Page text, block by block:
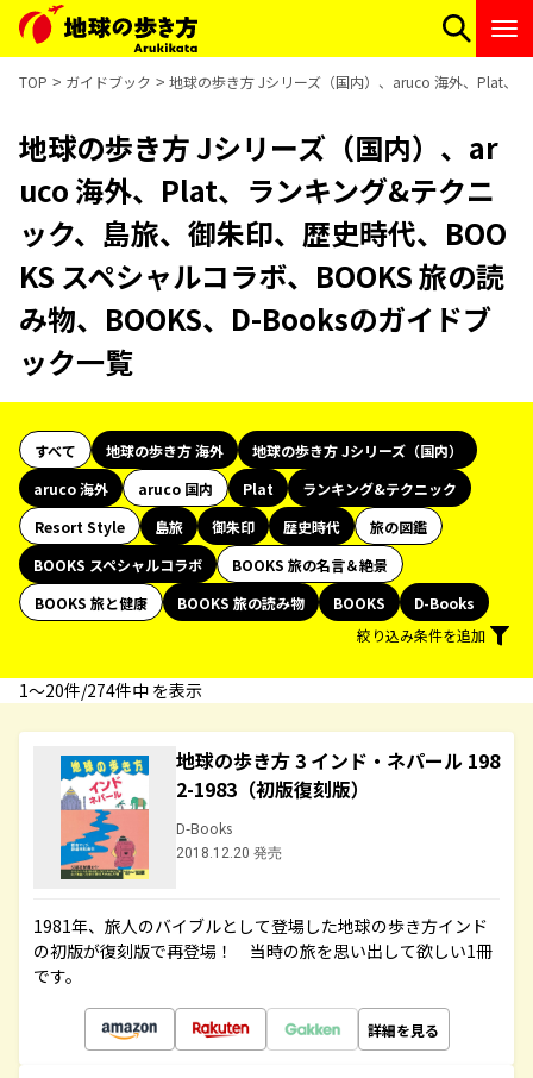
TOP ガイドブック 地球の歩き方 Jシリーズ（国内）、aruco 海外、Plat、
地球の歩き方 Jシリーズ（国内）、ar
uco 海外、Plat、ランキング&テクニ
ック、島旅、御朱印、歴史時代、BOO
KS スペシャルコラボ、BOOKS 旅の読
み物、BOOKS、D-Booksのガイドブ
ック一覧
すべて 地球の歩き方 海外
地球の歩き方 Jシリーズ（国内）
aruco 海外
aruco 国内 Plat
ランキング&テクニック
Resort Style
島旅 御朱印 歴史時代
旅の図鑑
BOOKS スペシャルコラボ
BOOKS 旅の名言＆絶景
BOOKS 旅と健康
BOOKS 旅の読み物 BOOKS
D-Books
絞り込み条件を追加
1〜20件/274件中 を表示
地球の歩き方 3 インド・ネパール 198
2-1983（初版復刻版）
D-Books
2018.12.20 発売
1981年、旅人のバイブルとして登場した地球の歩き方インド
の初版が復刻版で再登場！ 当時の旅を思い出して欲しい1冊
です。
詳細を見る